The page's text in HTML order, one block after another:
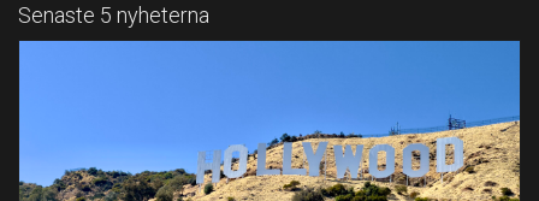
Senaste 5 nyheterna